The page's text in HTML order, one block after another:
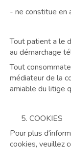
- ne constitue en
Tout patient a le
au démarchage
Tout
médiateur de la
amiable du litige
COOKIES
Pour plus
cookies, veuillez